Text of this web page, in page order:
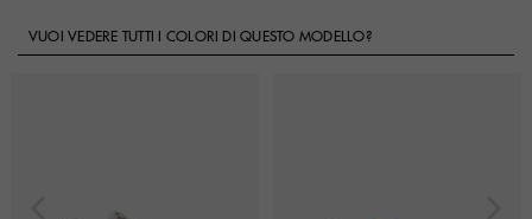
VUOI VEDERE TUTTI I COLORI DI QUESTO MODELLO?